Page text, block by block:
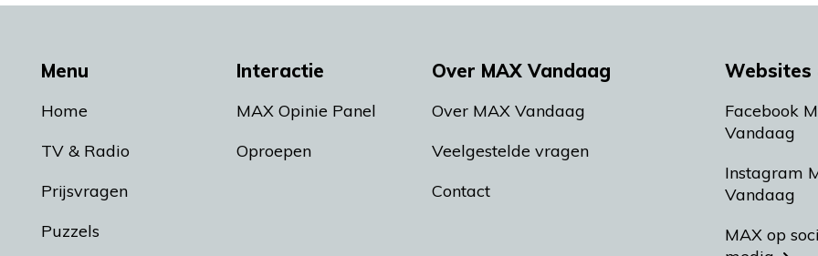
Menu
Home
TV & Radio
Prijsvragen
Puzzels
Interactie
MAX Opinie Panel
Oproepen
Over MAX Vandaag
Over MAX Vandaag
Veelgestelde vragen
Contact
Websites
Facebook
Vandaag
Instagram
Vandaag
MAX op